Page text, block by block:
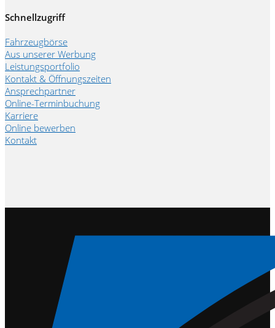
Schnellzugriff
Fahrzeugbörse
Aus unserer Werbung
Leistungsportfolio
Kontakt & Öffnungszeiten
Ansprechpartner
Online-Terminbuchung
Karriere
Online bewerben
Kontakt